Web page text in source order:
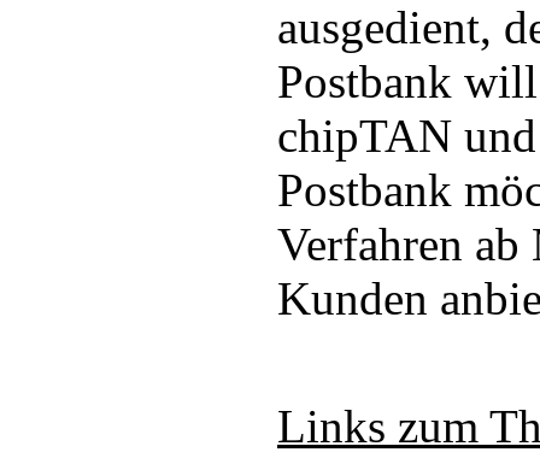
ausgedient,
Postbank
chipTAN
Postbank
Verfahren
Kunden
Links zum